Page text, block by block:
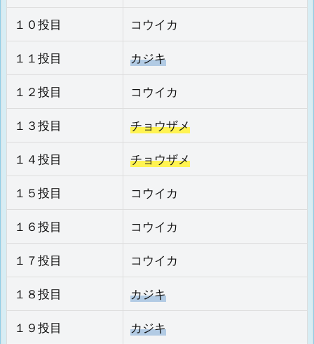
１０投目 コウイカ
１１投目 カジキ
１２投目 コウイカ
１３投目 チョウザメ
１４投目 チョウザメ
１５投目 コウイカ
１６投目 コウイカ
１７投目 コウイカ
１８投目 カジキ
１９投目 カジキ